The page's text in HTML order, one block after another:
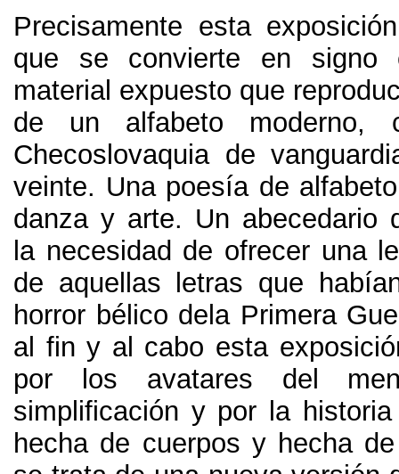
Precisamente esta
que se convierte en signo
material expuesto que
de un alfabeto moderno,
Checoslovaquia de
veinte. Una poesía de
danza y arte. Un abecedario
la necesidad de ofrecer una
de aquellas letras que
horror bélico dela Primera
al fin y al cabo esta
por los avatares del
simplificación y por la
hecha de cuerpos y hecha